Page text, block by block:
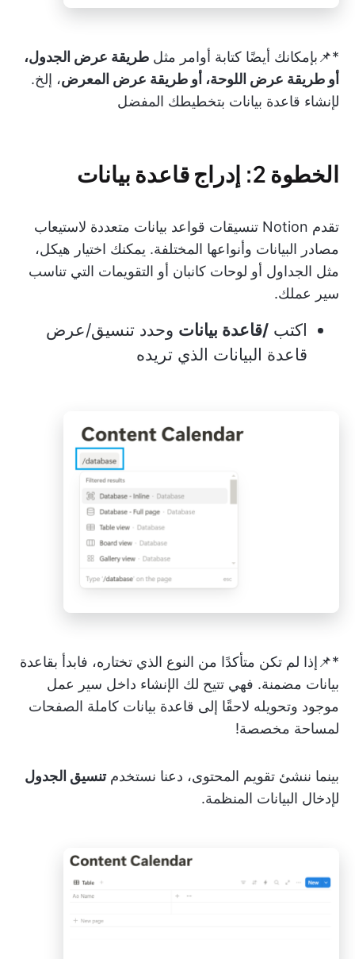
*📌بإمكانك أيضًا كتابة أوامر مثل طريقة عرض الجدول،
أو طريقة عرض اللوحة، أو طريقة عرض المعرض، إلخ.
لإنشاء قاعدة بيانات بتخطيطك المفضل
الخطوة 2: إدراج قاعدة بيانات
تقدم Notion تنسيقات قواعد بيانات متعددة لاستيعاب
مصادر البيانات وأنواعها المختلفة. يمكنك اختيار هيكل،
مثل الجداول أو لوحات كانبان أو التقويمات التي تناسب
سير عملك.
اكتب /قاعدة بيانات وحدد تنسيق/عرض
قاعدة البيانات الذي تريده
*📌إذا لم تكن متأكدًا من النوع الذي تختاره، فابدأ بقاعدة
بيانات مضمنة. فهي تتيح لك الإنشاء داخل سير عمل
موجود وتحويله لاحقًا إلى قاعدة بيانات كاملة الصفحات
لمساحة مخصصة!
بينما ننشئ تقويم المحتوى، دعنا نستخدمتنسيق الجدول
لإدخال البيانات المنظمة.